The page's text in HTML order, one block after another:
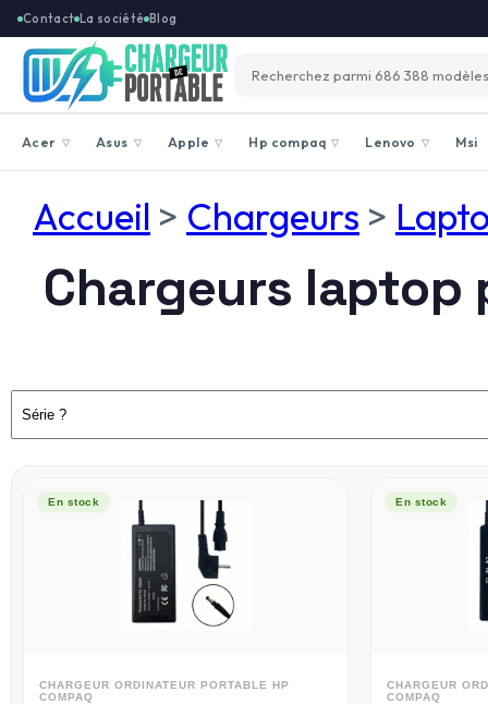
Contact La société Blog
Acer ▽ Asus ▽ Apple ▽ Hp compaq ▽ Lenovo ▽ Msi
Accueil > Chargeurs >
Chargeurs
En stock
CHARGEUR ORDINATEUR PORTABLE HP
COMPAQ
En stock
CHARGEUR
COMPAQ